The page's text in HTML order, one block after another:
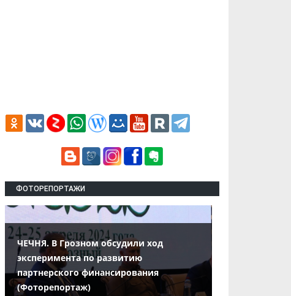
ФОТОРЕПОРТАЖИ
ЧЕЧНЯ. В Грозном обсудили ход
эксперимента по развитию
партнерского финансирования
(Фоторепортаж)